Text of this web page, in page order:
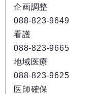
企画調整
088-823-9649
看護
088-823-9665
地域医療
088-823-9625
医師確保